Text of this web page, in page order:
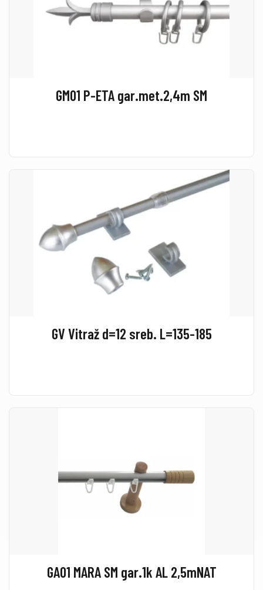
GM01 P-ETA gar.met.2,4m SM
GV Vitraž d=12 sreb. L=135-185
GA01 MARA SM gar.1k AL 2,5mNAT